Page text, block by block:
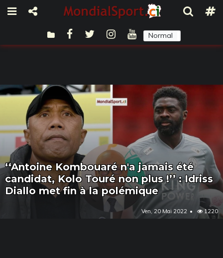
Normal
‘‘Antoine Kombouaré n'a jamais été
candidat, Kolo Touré non plus !’’ : Idriss
Diallo met fin à la polémique
Ven, 20 Mai 2022 1220